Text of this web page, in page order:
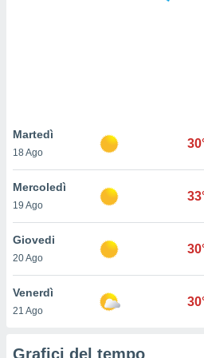
per
utilizzati
il
o
Martedì
18 Ago
Mercoledì
19 Ago
Giovedi
20 Ago
Venerdì
21 Ago
Grafici del tempo